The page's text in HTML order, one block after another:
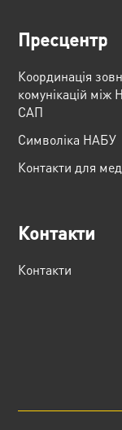
Пресцентр
Координація
комунікацій між
САП
Cимволіка НАБУ
Контакти для
Контакти
Контакти